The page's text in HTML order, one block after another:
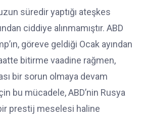
süredir yaptığı ateşkes
ciddiye alınmamıştır. ABD
göreve geldiği Ocak ayından
bitirme vaadine rağmen,
bir sorun olmaya devam
bu mücadele, ABD’nin Rusya
prestij meselesi haline